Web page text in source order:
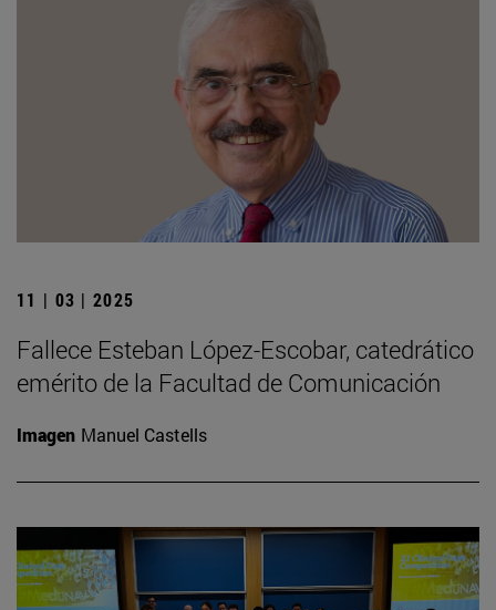
11 | 03 | 2025
Fallece Esteban López-Escobar, catedrático
emérito de la Facultad de Comunicación
Imagen Manuel Castells